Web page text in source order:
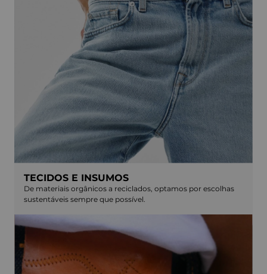
TECIDOS E INSUMOS
De materiais orgânicos a reciclados, optamos por escolhas
sustentáveis sempre que possível.